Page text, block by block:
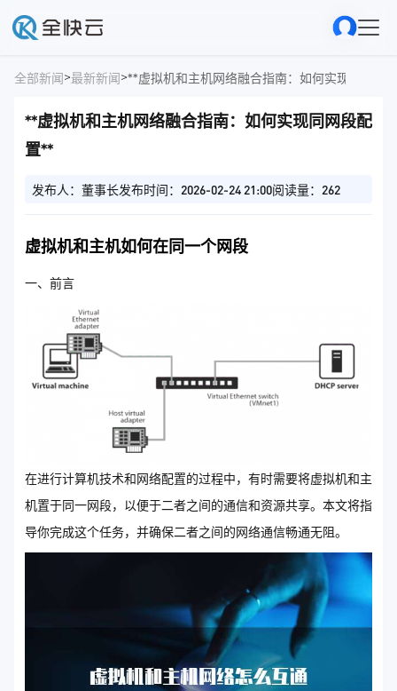
全部新闻>最新新闻>**虚拟机和主机网络融合指南：如何实现同网段
**虚拟机和主机网络融合指南：如何实现同网段配
置**
发布人：董事长发布时间：2026-02-24 21:00阅读量：262
虚拟机和主机如何在同一个网段
一、前言
在进行计算机技术和网络配置的过程中，有时需要将虚拟机和主
机置于同一网段，以便于二者之间的通信和资源共享。本文将指
导你完成这个任务，并确保二者之间的网络通信畅通无阻。